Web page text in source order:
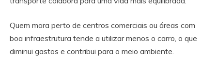
Quem mora perto de centros comerciais ou áreas com
boa infraestrutura tende a utilizar menos o carro, o que
diminui gastos e contribui para o meio ambiente.